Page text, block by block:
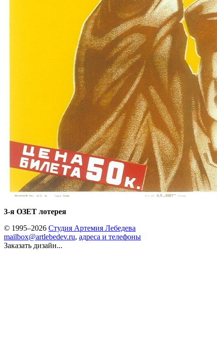
3-я ОЗЕТ лотерея
© 1995–2026 Студия Артемия Лебедева
mailbox@artlebedev.ru, адреса и телефоны
Заказать дизайн...